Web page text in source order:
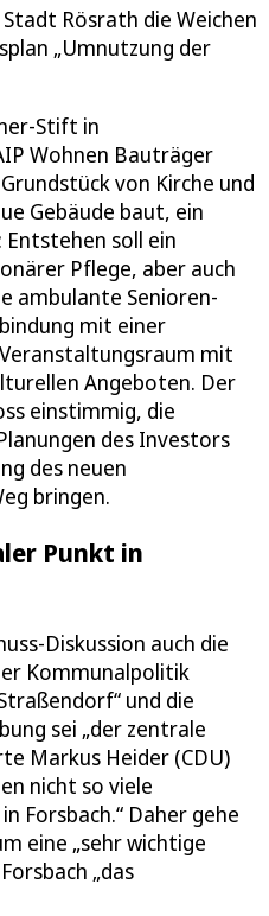
Rösrath die Weichen
„Umnutzung der
Stift in
Wohnen Bauträger
von Kirche und
Gebäude baut, ein
Entstehen soll ein
Pflege, aber auch
ambulante Senioren-
mit einer
mit
Angeboten. Der
einstimmig, die
des Investors
des neuen
bringen.
Punkt in
Diskussion auch die
Kommunalpolitik
und die
sei „der zentrale
Markus Heider (CDU)
nicht so viele
Forsbach.“ Daher gehe
eine „sehr wichtige
„das